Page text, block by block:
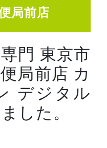
局前店
門 東京市
局前店 カ
デジタル
した。